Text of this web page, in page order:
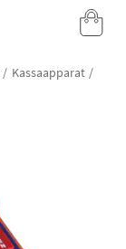
Mina Sidor
Kassaapparat